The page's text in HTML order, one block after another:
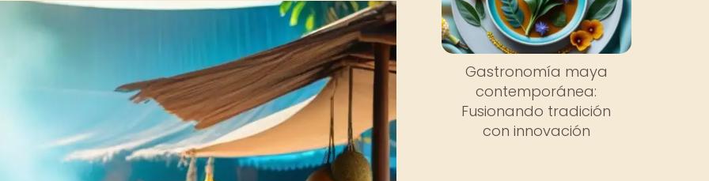
Gastronomía maya
contemporánea:
Fusionando tradición
con innovación